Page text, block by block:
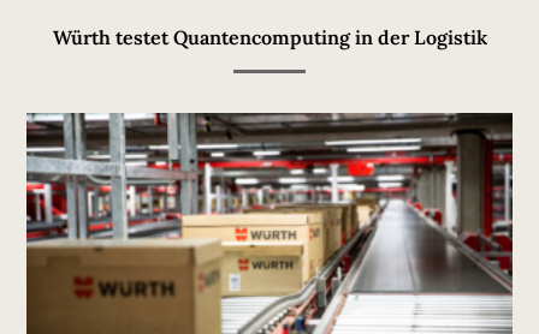
Würth testet Quantencomputing in der Logistik